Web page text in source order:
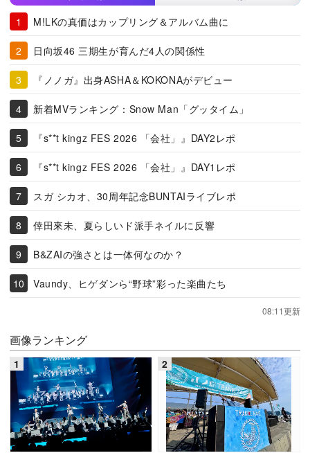
M!LKの真価はカップリング＆アルバム曲に
日向坂46 三期生が育んだ4人の関係性
『ノノガ』出身ASHA＆KOKONAがデビュー
新着MVランキング：Snow Man「グッタイム」
『s**t kingz FES 2026 「会社」』DAY2レポ
『s**t kingz FES 2026 「会社」』DAY1レポ
スガ シカオ、30周年記念BUNTAIライブレポ
倖田來未、夏らしいド派手ネイルに反響
B&ZAIの強さとは一体何なのか？
Vaundy、ヒゲダンら“野球”彩った楽曲たち
08:11更新
画像ランキング